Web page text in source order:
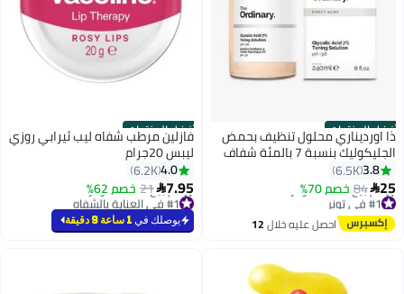
أفضل المنتجات
ذا اورديناري محلول تنظيف بحمض
الجليكوليك بنسبة 7 بالمئة شفاف
240ملليلتر3.8
6.5K
25
84 خصم 70%
#1 في تونر
توصيل مجاني
تم بيع +1400 مؤخرًا احصل عليه خلال12
اغسطس
أفضل المنتجات
فازلين مرطب شفاه ليب ثيرابي روزي
ليبس 20جرام
4.0
6.2K
7.95
21 خصم 62%
#1 في العناية بالشفاه
بتخلّص بسرعة
تم بيع +2200 مؤخرًا
يوصلك في 1 ساعة 9 دقيقة